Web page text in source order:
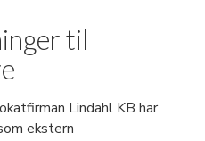
til
Lindahl KB har
ekstern